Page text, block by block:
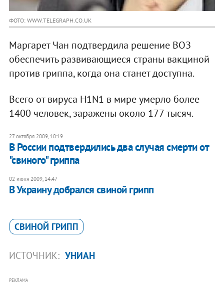
ФОТО: WWW.TELEGRAPH.CO.UK
Маргарет Чан подтвердила решение ВОЗ
обеспечить развивающиеся страны вакциной
против гриппа, когда она станет доступна.
Всего от вируса H1N1 в мире умерло более
1400 человек, заражены около 177 тысяч.
27 октября 2009, 10:19
В России подтвердились два случая смерти от
"свиного" гриппа
02 июня 2009, 14:47
В Украину добрался свиной грипп
СВИНОЙ ГРИПП
ИСТОЧНИК: УНИАН
РЕКЛАМА